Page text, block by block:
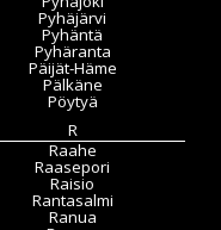
Pyhäjärvi
Pyhäntä
Pyhäranta
Päijät-Häme
Pälkäne
Pöytyä
R
Raahe
Raasepori
Raisio
Rantasalmi
Ranua